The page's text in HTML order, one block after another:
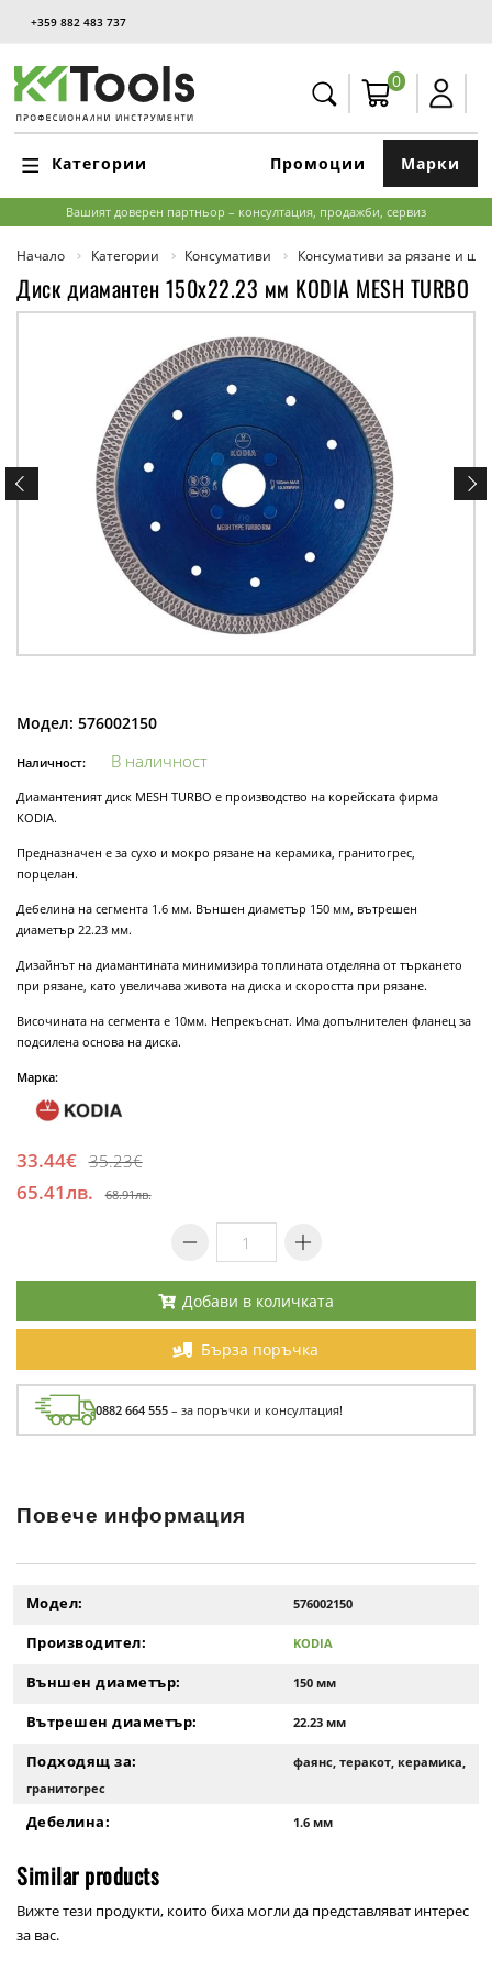
+359 882 483 737
0
Категории Марки
Промоции
Вашият доверен партньор – консултация, продажби, сервиз
Начало Категории Консумативи Консумативи за рязане и
Диск диамантен 150x22.23 мм KODIA MESH TURBO
Модел: 576002150
Наличност: В наличност
Диамантеният диск MESH TURBO е производство на корейската фирма
KODIA.
Предназначен е за сухо и мокро рязане на керамика, гранитогрес,
порцелан.
Дебелина на сегмента 1.6 мм. Външен диаметър 150 мм, вътрешен
диаметър 22.23 мм.
Дизайнът на диамантината минимизира топлината отделяна от търкането
при рязане, като увеличава живота на диска и скоростта при рязане.
Височината на сегмента е 10мм. Непрекъснат. Има допълнителен фланец за
подсилена основа на диска.
Марка:
33.44€ 35.23€
65.41лв. 68.91лв.
Добави в количката
Бърза поръчка
0882 664 555 – за поръчки и консултация!
Повече информация
Модел: 576002150
Производител: KODIA
Външен диаметър: 150 мм
Вътрешен диаметър: 22.23 мм
Подходящ за:
фаянс, теракот, керамика,
гранитогрес
Дебелина: 1.6 мм
Similar products
Вижте тези продукти, които биха могли да представляват интерес
за вас.